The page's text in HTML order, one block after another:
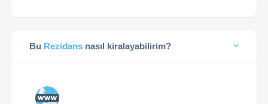
Bu Rezidans nasıl kiralayabilirim?